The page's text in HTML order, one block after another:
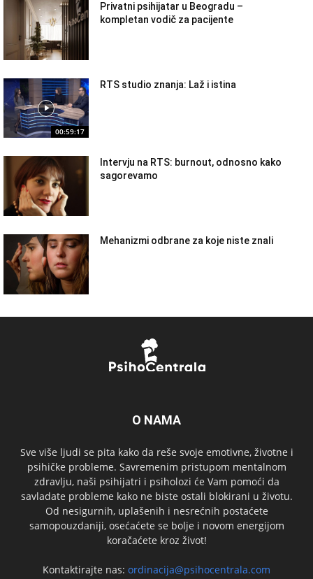
Privatni psihijatar u Beogradu –
kompletan vodič za pacijente
00:59:17
RTS studio znanja: Laž i istina
Intervju na RTS: burnout, odnosno kako
sagorevamo
Mehanizmi odbrane za koje niste znali
O NAMA
Sve više ljudi se pita kako da reše svoje emotivne, životne i
psihičke probleme. Savremenim pristupom mentalnom
zdravlju, naši psihijatri i psiholozi će Vam pomoći da
savladate probleme kako ne biste ostali blokirani u životu.
Od nesigurnih, uplašenih i nesrećnih postaćete
samopouzdaniji, osećaćete se bolje i novom energijom
koračaćete kroz život!
Kontaktirajte nas: ordinacija@psihocentrala.com